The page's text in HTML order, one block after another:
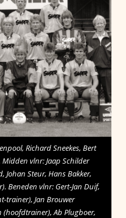
Richard Sneekes, Bert
vlnr: Jaap Schilder
Johan Steur, Hans Bakker,
Beneden vlnr: Gert-Jan Duif,
trainer), Jan Brouwer
(hoofdtrainer), Ab Plugboer,